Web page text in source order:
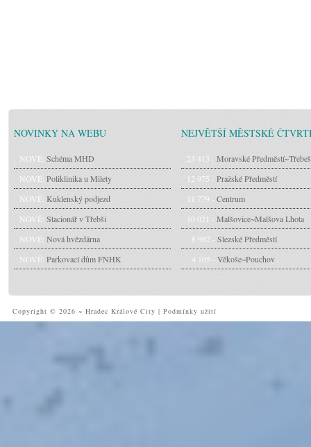
NOVINKY NA WEBU
NOVÉ: Schéma MHD
NOVÉ: Poliklinika u Milety
NOVÉ: Kuklenský podjezd
NOVÉ: Stacionář v Třebši
NOVÉ: Nová hvězdárna
NOVÉ: Parkovací dům FNHK
NEJVĚTŠÍ MĚSTSKÉ
23 413 - Moravské Předměstí~Třebeš
12 975 - Pražské Předměstí
11 779 - Centrum
10 021 - Malšovice~Malšova Lhota
8 982 - Slezské Předměstí
4 105 - Věkoše~Pouchov
Copyright © 2026 ~ Hradec Králové City | Podmínky užití